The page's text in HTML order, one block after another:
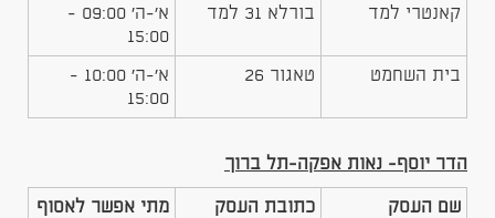
קאנטרי למד בורלא 31 למד
א'-ה' 09:00 -
15:00
בית השחמט טאגור 26
א'-ה' 10:00 -
15:00
הדר יוסף- נאות אפקה-תל ברוך
שם העסק כתובת העסק
מתי אפשר לאסוף